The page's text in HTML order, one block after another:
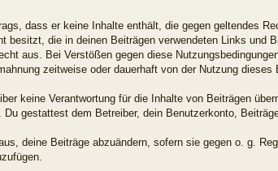
dass er keine Inhalte enthält, die gegen geltendes
besitzt, die in deinen Beiträgen verwendeten Links und
aus. Bei Verstößen gegen diese
zeitweise oder dauerhaft von der Nutzung
keine Verantwortung für die Inhalte von Beiträgen
gestattest dem Betreiber, dein Benutzerkonto,
deine Beiträge abzuändern, sofern sie gegen o. g.